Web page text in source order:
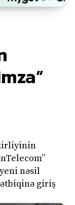
nəsil
giriş